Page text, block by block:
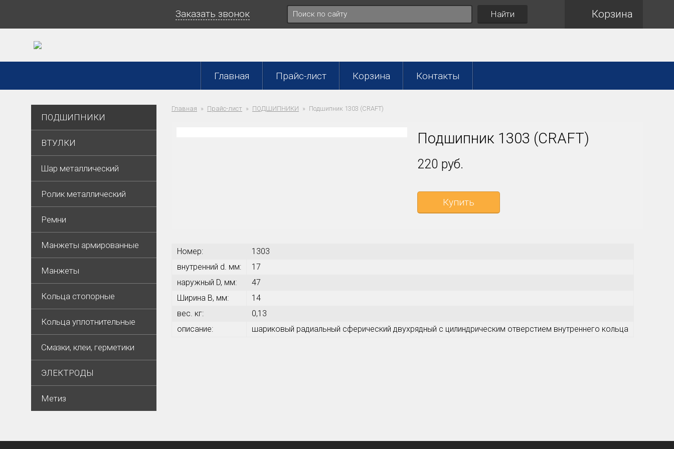
Заказать звонок Найти Корзина
Главная Прайс-лист Корзина Контакты
ПОДШИПНИКИ
ВТУЛКИ
Шар металлический
Ролик металлический
Ремни
Манжеты армированные
Манжеты
Кольца стопорные
Кольца уплотнительные
Смазки, клеи, герметики
ЭЛЕКТРОДЫ
Метиз
Главная Прайс-лист ПОДШИПНИКИ Подшипник 1303 (CRAFT)
Подшипник 1303 (CRAFT)
220 руб.
Купить
Номер:
1303
внутренний d. мм:
17
наружный D, мм:
47
Ширина В, мм:
14
вес. кг:
0,13
описание:
шариковый радиальный сферический двухрядный с цилиндрическим отверстием внутреннего кольца